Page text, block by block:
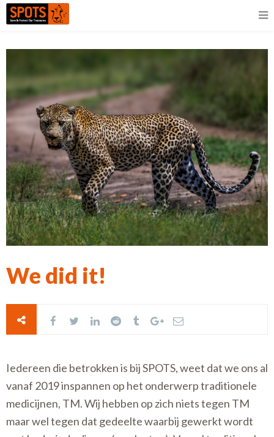
We did it!
Iedereen die betrokken is bij SPOTS, weet dat we ons al
vanaf 2019 inspannen op het onderwerp traditionele
medicijnen, TM. Wij hebben op zich niets tegen TM
maar wel tegen dat gedeelte waarbij gewerkt wordt